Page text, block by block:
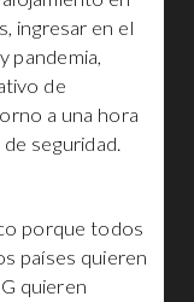
ingresar en el
pandemia,
de
a una hora
seguridad.
porque todos
países quieren
quieren